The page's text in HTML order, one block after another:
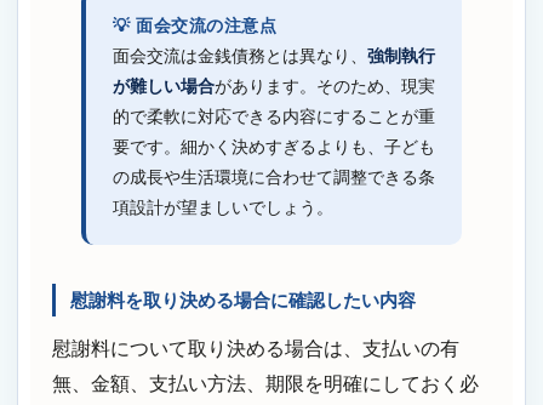
💡 面会交流の注意点
面会交流は金銭債務とは異なり、 強制執行
が難しい場合があります。そのため、現実
的で柔軟に対応できる内容にすることが重
要です。細かく決めすぎるよりも、子ども
の成長や生活環境に合わせて調整できる条
項設計が望ましいでしょう。
慰謝料を取り決める場合に確認したい内容
慰謝料について取り決める場合は、支払いの有
無、金額、支払い方法、期限を明確にしておく必